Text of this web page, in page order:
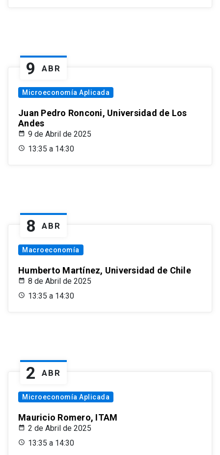
9 ABR
Microeconomía Aplicada
Juan Pedro Ronconi, Universidad de Los
Andes
9 de Abril de 2025
13:35 a 14:30
8 ABR
Macroeconomía
Humberto Martínez, Universidad de Chile
8 de Abril de 2025
13:35 a 14:30
2 ABR
Microeconomía Aplicada
Mauricio Romero, ITAM
2 de Abril de 2025
13:35 a 14:30